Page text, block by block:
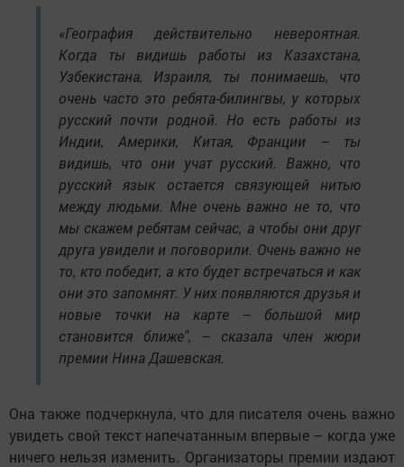
«География действительно невероятная.
Когда ты видишь работы из Казахстана,
Узбекистана, Израиля, ты понимаешь, что
очень часто это ребята-билингвы, у которых
русский почти родной. Но есть работы из
Индии, Америки, Китая, Франции – ты
видишь, что они учат русский. Важно, что
русский язык остается связующей нитью
между людьми. Мне очень важно не то, что
мы скажем ребятам сейчас, а чтобы они друг
друга увидели и поговорили. Очень важно не
то, кто победит, а кто будет встречаться и как
они это запомнят. У них появляются друзья и
новые точки на карте – большой мир
становится ближе", – сказала член жюри
премии Нина Дашевская.
Она также подчеркнула, что для писателя очень важно
увидеть свой текст напечатанным впервые – когда уже
ничего нельзя изменить. Организаторы премии издают